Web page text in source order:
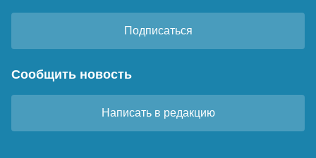
Подписаться
Сообщить новость
Написать в редакцию